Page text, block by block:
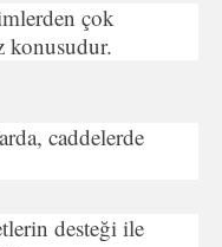
çok
konusudur.
caddelerde
desteği ile